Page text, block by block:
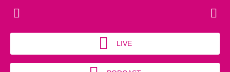
LIVE